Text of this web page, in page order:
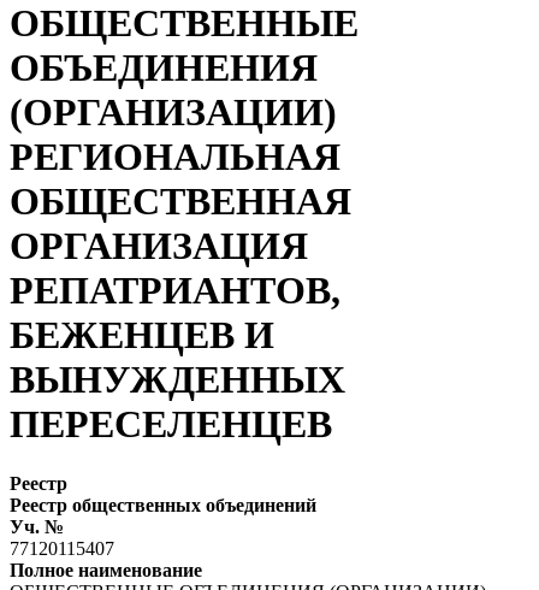
ОБЩЕСТВЕННЫЕ
ОБЪЕДИНЕНИЯ
(ОРГАНИЗАЦИИ)
РЕГИОНАЛЬНАЯ
ОБЩЕСТВЕННАЯ
ОРГАНИЗАЦИЯ
РЕПАТРИАНТОВ,
БЕЖЕНЦЕВ И
ВЫНУЖДЕННЫХ
ПЕРЕСЕЛЕНЦЕВ
Реестр
Реестр общественных объединений
Уч. №
77120115407
Полное наименование